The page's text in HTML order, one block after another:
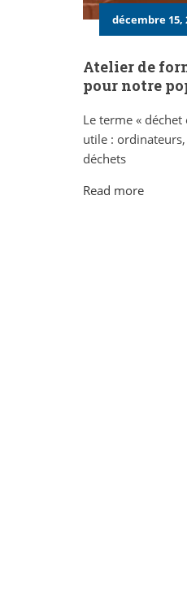
décembre 15,
Atelier de
pour notre
Le terme «
utile :
déchets
Read more